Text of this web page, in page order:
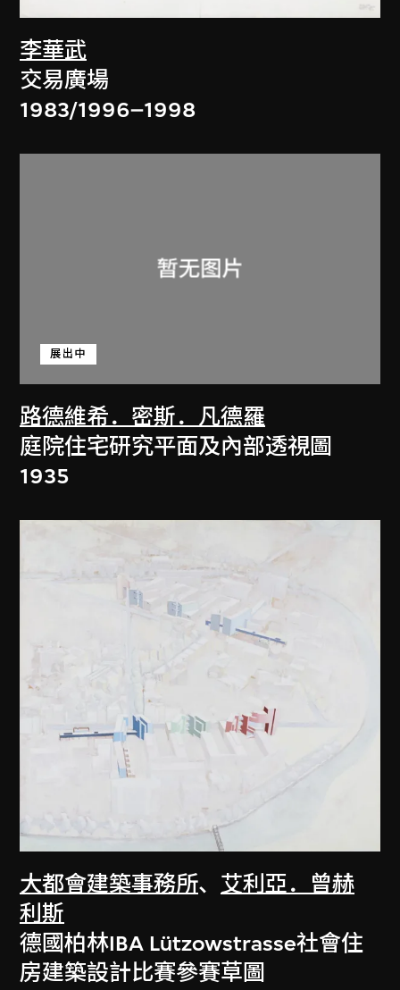
李華武
交易廣場
1983/1996–1998
路德維希．密斯．凡德羅
展出中
庭院住宅研究平面及內部透視圖
1935
大都會建築事務所、 艾利亞．曾赫
利斯
德國柏林IBA Lützowstrasse社會住
房建築設計比賽參賽草圖